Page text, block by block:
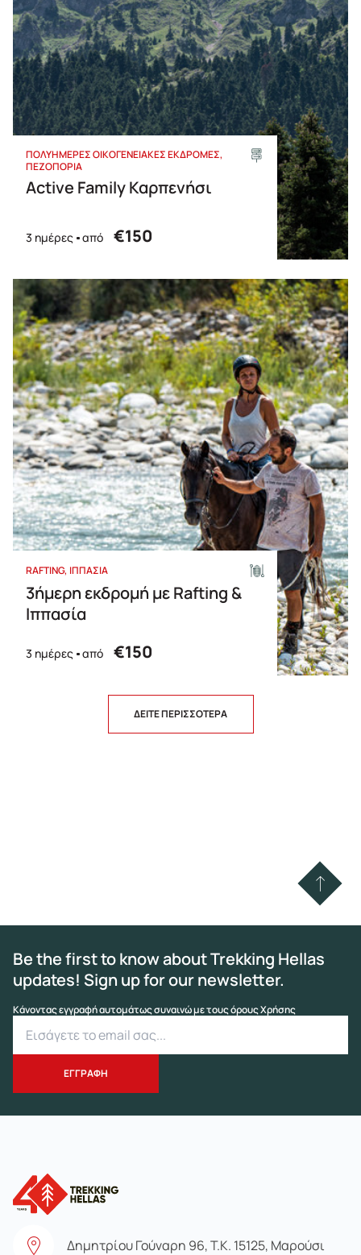
ΠΟΛΥΗΜΕΡΕΣ ΟΙΚΟΓΕΝΕΙΑΚΕΣ ΕΚΔΡΟΜΕΣ
ΠΕΖΟΠΟΡΙΑ
Active Family Καρπενήσι
3 ημέρες από €150
RAFTING ΙΠΠΑΣΙΑ
3ήμερη εκδρομή με Rafting &
Ιππασία
3 ημέρες από €150
ΔΕΙΤΕ ΠΕΡΙΣΣΟΤΕΡΑ
Be the first to know about Trekking Hellas
updates! Sign up for our newsletter.
Κάνοντας εγγραφή αυτομάτως συναινώ με τους όρους Χρήσης
Δημητρίου Γούναρη 96, Τ.Κ. 15125, Μαρούσι